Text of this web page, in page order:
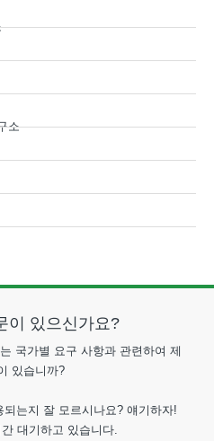
소
이 있으신가요?
국가별 요구 사항과 관련하여 제
있습니까?
는지 잘 모르시나요? 얘기하자!
대기하고 있습니다.